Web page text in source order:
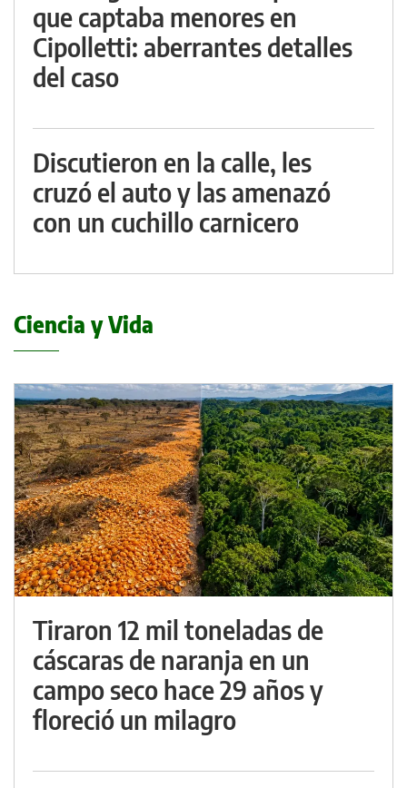
que captaba menores en
Cipolletti: aberrantes detalles
del caso
Discutieron en la calle, les
cruzó el auto y las amenazó
con un cuchillo carnicero
Ciencia y Vida
Tiraron 12 mil toneladas de
cáscaras de naranja en un
campo seco hace 29 años y
floreció un milagro